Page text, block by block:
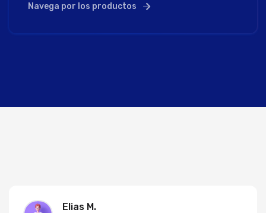
Navega por los productos
Elias M.